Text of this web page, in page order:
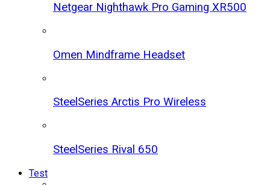
Netgear Nighthawk Pro Gaming XR500
Omen Mindframe Headset
SteelSeries Arctis Pro Wireless
SteelSeries Rival 650
Test